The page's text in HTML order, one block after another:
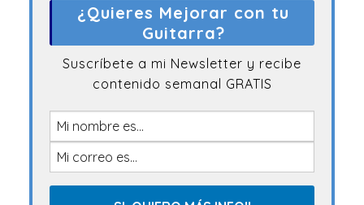
¿Quieres Mejorar con tu
Guitarra?
Suscríbete a mi Newsletter y recibe
contenido semanal GRATIS